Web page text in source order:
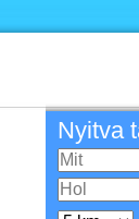
Nyitva